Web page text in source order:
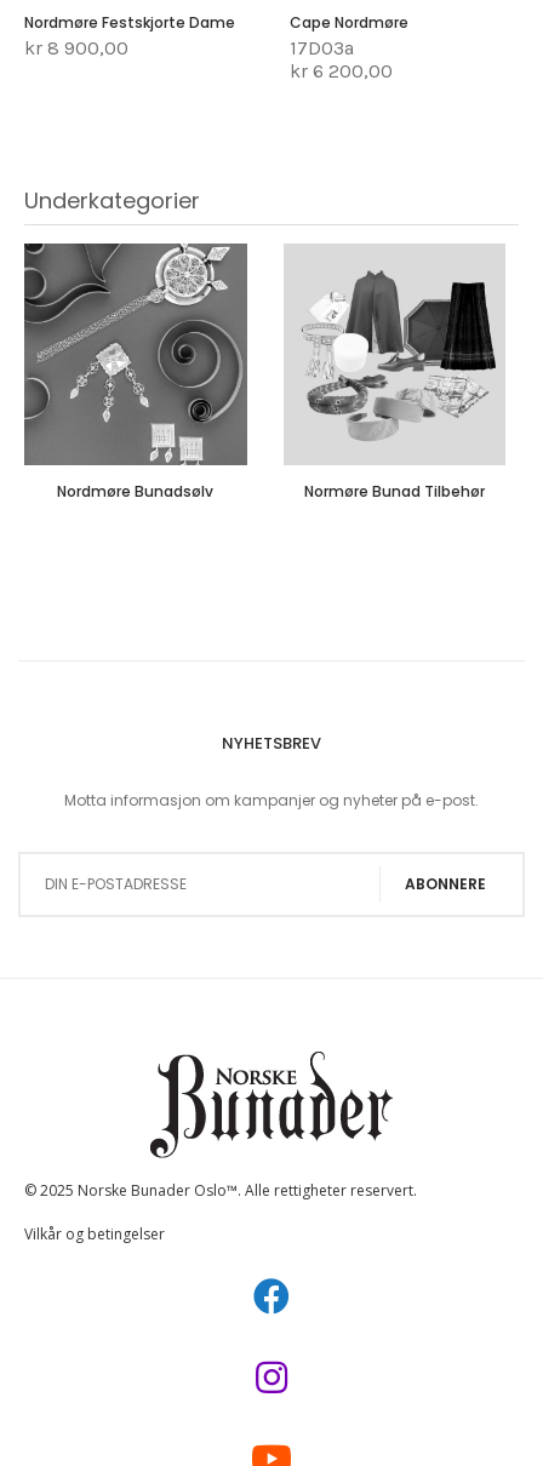
Nordmøre Festskjorte Dame
kr 8 900,00
Cape Nordmøre
17D03a
kr 6 200,00
Underkategorier
Nordmøre Bunadsølv Normøre Bunad Tilbehør
NYHETSBREV
Motta informasjon om kampanjer og nyheter på e-post.
ABONNERE
© 2025 Norske Bunader Oslo™. Alle rettigheter reservert.
Vilkår og betingelser